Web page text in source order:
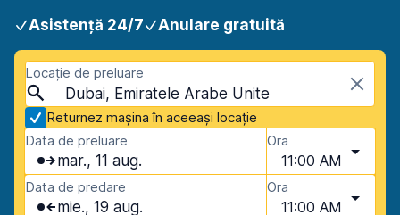
Asistență 24/7 Anulare gratuită
Locație de preluare
Dubai, Emiratele Arabe Unite
Returnez mașina în aceeași locație
Data de preluare
mar., 11 aug.
Ora
11:00 AM
Data de predare
mie., 19 aug.
Ora
11:00 AM